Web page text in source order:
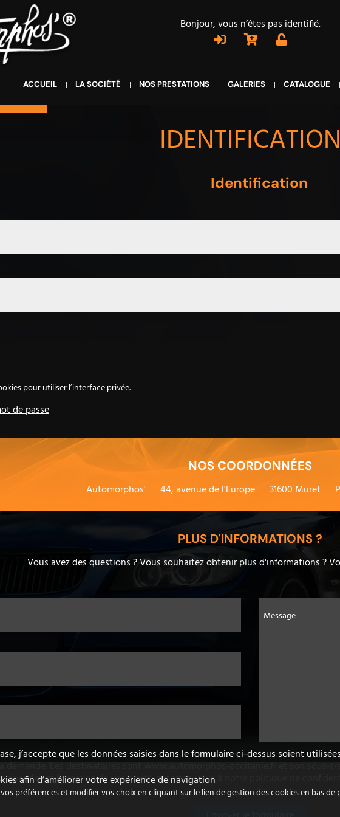
Bonjour, vous n’êtes pas identifié.
ACCUEIL LA SOCIÉTÉ NOS PRESTATIONS GALERIES CATALOGUE
IDENTIFICATION
Identification
pour utiliser l’interface privée.
de passe
NOS COORDONNÉES
Automorphos'
44, avenue de l'Europe 31600 Muret
PLUS D'INFORMATIONS ?
Vous avez des questions ? Vous souhaitez obtenir plus d'informations ?
Message
j’accepte que les données saisies dans le formulaire ci-dessus soient
demande. Les destinataires sont www.automorphos-occitanie.fr et son
données et l'exercice de vos droits, reportez-vous à notre
afin d’améliorer votre expérience de navigation
préférences et modifier vos choix en cliquant sur le lien de gestion des cookies en bas de